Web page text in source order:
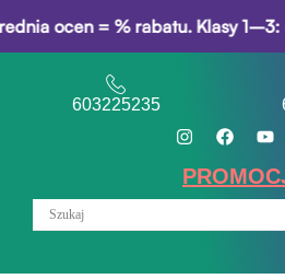
= % rabatu. Klasy 1–3: 5%
603225235